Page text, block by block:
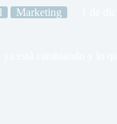
Marketing